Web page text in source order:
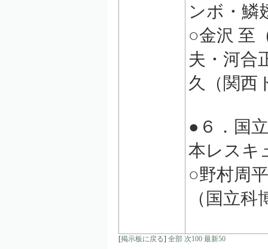
ンボ・鱗
○金沢 至
夫・河合
久（関西
●６．国
本レスキ
○野村周
（国立科
[掲示板に戻る] 全部 次100 最新50